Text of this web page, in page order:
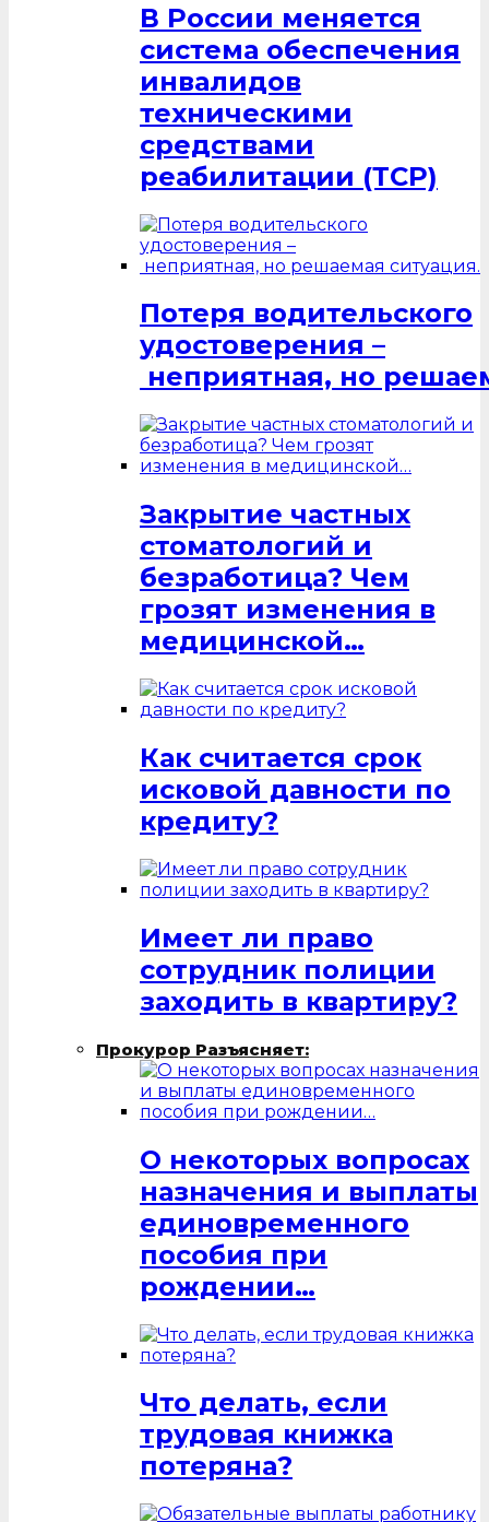
В России меняется
система обеспечения
инвалидов
техническими
средствами
реабилитации (ТСР)
Потеря водительского
удостоверения –
неприятная, но
Закрытие частных
стоматологий и
безработица? Чем
грозят изменения в
медицинской…
Как считается срок
исковой давности по
кредиту?
Имеет ли право
сотрудник полиции
заходить в квартиру?
Прокурор Разъясняет:
О некоторых вопросах
назначения и выплаты
единовременного
пособия при
рождении…
Что делать, если
трудовая книжка
потеряна?